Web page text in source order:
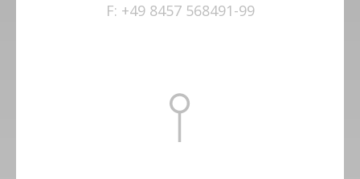
F: +49 8457 568491-99